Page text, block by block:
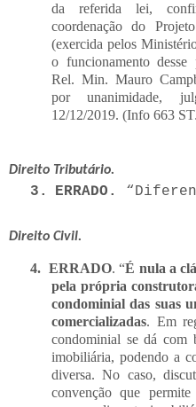
da referida lei,
coordenação do
(exercida pelos
o funcionamento desse
Rel. Min. Mauro
por unanimidade,
12/12/2019. (Info 663
Direito Tributário.
3. ERRADO.
Direito Civil.
4. ERRADO. “É nula a
pela própria
condominial das suas
comercializadas. Em
condominial se dá com
imobiliária, podendo a
diversa. No caso,
convenção que